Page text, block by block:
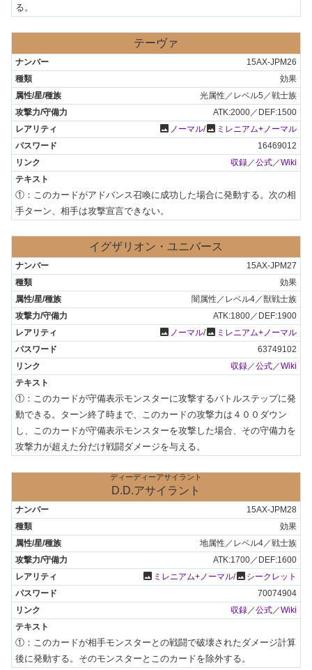
る。
テーヴァ
15AX-JPM26
効果
光属性／レベル5／戦士族
ATK:2000／DEF:1500
photo ノーマル/photo ミレニアム+ノーマル
16469012
収録／公式／Wiki
①：このカードがアドバンス召喚に成功した場合に発動する。次の相
手ターン、相手は攻撃宣言できない。
イグザリオン・ユニバース
15AX-JPM27
効果
闇属性／レベル4／獣戦士族
ATK:1800／DEF:1900
photo ノーマル/photo ミレニアム+ノーマル
63749102
収録／公式／Wiki
①：このカードが守備表示モンスターに攻撃するバトルステップに発
動できる。ターン終了時まで、このカードの攻撃力は４００ダウン
し、このカードが守備表示モンスターを攻撃した場合、その守備力を
攻撃力が超えた分だけ戦闘ダメージを与える。
ディーディーアサイラント
D.D.アサイラント
15AX-JPM28
効果
地属性／レベル4／戦士族
ATK:1700／DEF:1600
photo ミレニアム+ノーマル/photo シークレット
70074904
収録 ／公式 ／Wiki
①：このカードが相手モンスターとの戦闘で破壊されたダメージ計算
後に発動する。そのモンスターとこのカードを除外する。